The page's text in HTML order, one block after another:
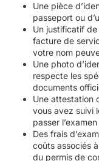
Une pièce
passeport ou
Un justificatif
facture de
votre nom
Une photo
respecte les
documents
Une attestation
vous avez suivi
passer
Des frais
coûts associés
du permis de